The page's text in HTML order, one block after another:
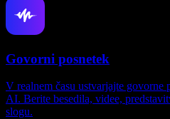
Govorni posnetek
V realnem času ustvarjajte govorne
AI. Berite besedila, videe,
slogu.